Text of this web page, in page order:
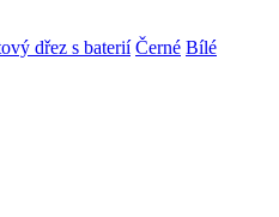
dřez s baterií Černé Bílé